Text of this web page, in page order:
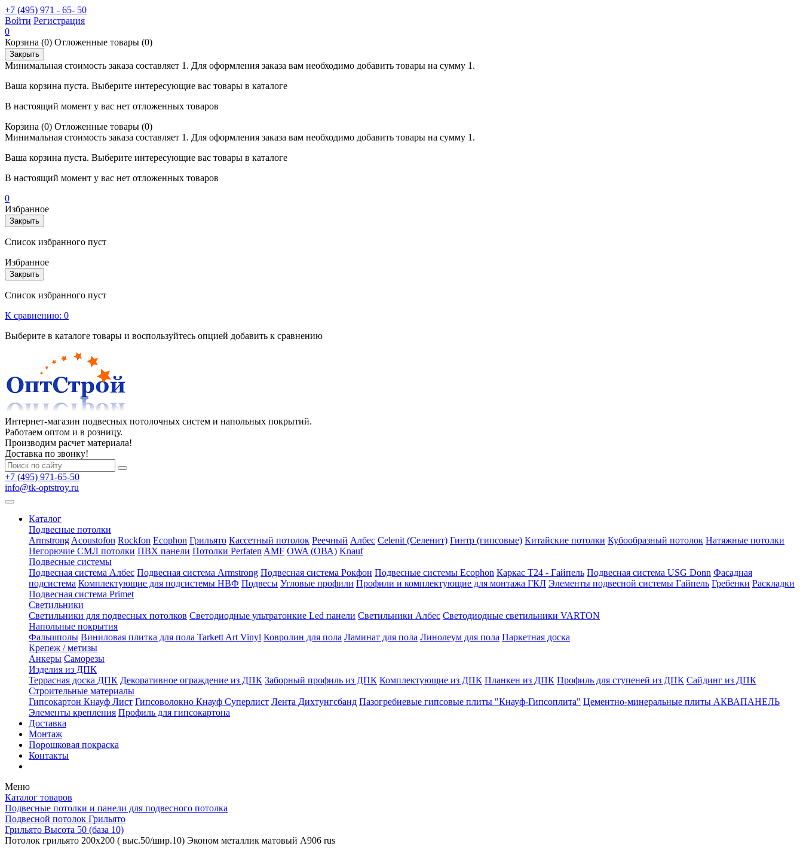
+7 (495) 971 - 65- 50
Войти Регистрация
0
Корзина (0) Отложенные товары (0)
Закрыть
Минимальная стоимость заказа составляет 1. Для оформления заказа вам необходимо добавить товары на сумму 1.
Ваша корзина пуста. Выберите интересующие вас товары в каталоге
В настоящий момент у вас нет отложенных товаров
Корзина (0) Отложенные товары (0)
Минимальная стоимость заказа составляет 1. Для оформления заказа вам необходимо добавить товары на сумму 1.
Ваша корзина пуста. Выберите интересующие вас товары в каталоге
В настоящий момент у вас нет отложенных товаров
0
Избранное
Закрыть
Список избранного пуст
Избранное
Закрыть
Список избранного пуст
К сравнению: 0
Выберите в каталоге товары и воспользуйтесь опцией добавить к сравнению
Интернет-магазин подвесных потолочных систем и напольных покрытий.
Работаем оптом и в розницу.
Производим расчет материала!
Доставка по звонку!
+7 (495) 971-65-50
info@tk-optstroy.ru
Каталог
Подвесные потолки
Armstrong Acoustofon Rockfon Ecophon Грильято Кассетный потолок Реечный Албес Celenit (Селенит) Гинтр (гипсовые) Китайские потолки Кубообразный потолок Натяжные потолки
Негорючие СМЛ потолки ПВХ панели Потолки Perfaten AMF OWA (ОВА) Knauf
Подвесные системы
Подвесная система Албес Подвесная система Armstrong Подвесная система Рокфон Подвесные системы Ecophon Каркас Т24 - Гайпель Подвесная система USG Donn Фасадная
подсистема Комплектующие для подсистемы НВФ Подвесы Угловые профили Профили и комплектующие для монтажа ГКЛ Элементы подвесной системы Гайпель Гребенки Раскладки
Подвесная система Primet
Светильники
Светильники для подвесных потолков Светодиодные ультратонкие Led панели Светильники Албес Светодиодные светильники VARTON
Напольные покрытия
Фальшполы Виниловая плитка для пола Tarkett Art Vinyl Ковролин для пола Ламинат для пола Линолеум для пола Паркетная доска
Крепеж / метизы
Анкеры Саморезы
Изделия из ДПК
Террасная доска ДПК Декоративное ограждение из ДПК Заборный профиль из ДПК Комплектующие из ДПК Планкен из ДПК Профиль для ступеней из ДПК Сайдинг из ДПК
Строительные материалы
Гипсокартон Кнауф Лист Гипсоволокно Кнауф Суперлист Лента Дихтунгсбанд Пазогребневые гипсовые плиты "Кнауф-Гипсоплита" Цементно-минеральные плиты АКВАПАНЕЛЬ
Элементы крепления Профиль для гипсокартона
Доставка
Монтаж
Порошковая покраска
Контакты
Меню
Каталог товаров
Подвесные потолки и панели для подвесного потолка
Подвесной потолок Грильято
Грильято Высота 50 (база 10)
Потолок грильято 200х200 ( выс.50/шир.10) Эконом металлик матовый А906 rus